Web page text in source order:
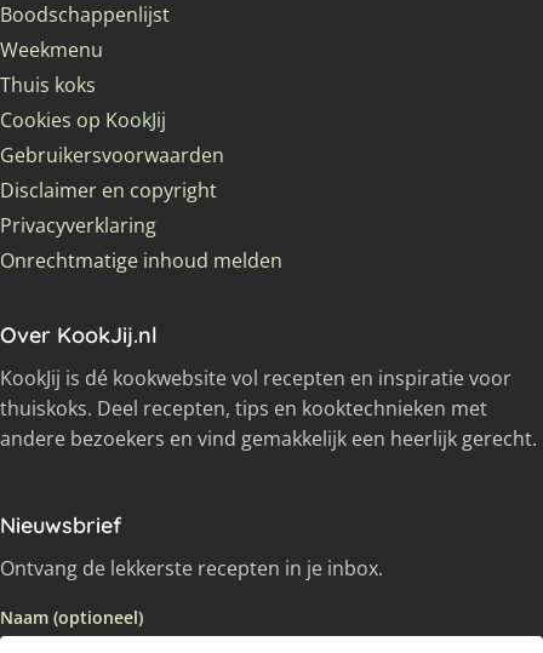
Boodschappenlijst
Weekmenu
Thuis koks
Cookies op KookJij
Gebruikersvoorwaarden
Disclaimer en copyright
Privacyverklaring
Onrechtmatige inhoud melden
Over KookJij.nl
KookJij is dé kookwebsite vol recepten en inspiratie voor
thuiskoks. Deel recepten, tips en kooktechnieken met
andere bezoekers en vind gemakkelijk een heerlijk gerecht.
Nieuwsbrief
Ontvang de lekkerste recepten in je inbox.
Naam (optioneel)